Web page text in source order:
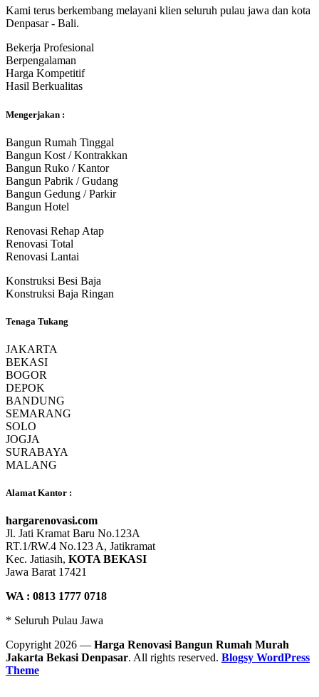
Kami terus berkembang melayani klien seluruh pulau jawa dan kota
Denpasar - Bali.
Bekerja Profesional
Berpengalaman
Harga Kompetitif
Hasil Berkualitas
Mengerjakan :
Bangun Rumah Tinggal
Bangun Kost / Kontrakkan
Bangun Ruko / Kantor
Bangun Pabrik / Gudang
Bangun Gedung / Parkir
Bangun Hotel
Renovasi Rehap Atap
Renovasi Total
Renovasi Lantai
Konstruksi Besi Baja
Konstruksi Baja Ringan
Tenaga Tukang
JAKARTA
BEKASI
BOGOR
DEPOK
BANDUNG
SEMARANG
SOLO
JOGJA
SURABAYA
MALANG
Alamat Kantor :
hargarenovasi.com
Jl. Jati Kramat Baru No.123A
RT.1/RW.4 No.123 A, Jatikramat
Kec. Jatiasih, KOTA BEKASI
Jawa Barat 17421
WA : 0813 1777 0718
* Seluruh Pulau Jawa
Copyright 2026 — Harga Renovasi Bangun Rumah Murah
Jakarta Bekasi Denpasar. All rights reserved. Blogsy WordPress
Theme